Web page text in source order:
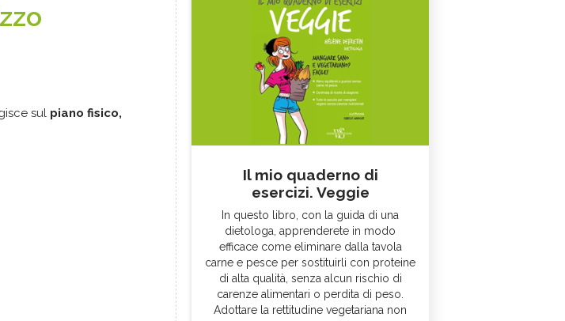
sul piano fisico,
Il mio quaderno di
esercizi. Veggie
In questo libro, con la guida di una
dietologa, apprenderete in modo
efficace come eliminare dalla tavola
carne e pesce per sostituirli con proteine
di alta qualità, senza alcun rischio di
carenze alimentari o perdita di peso.
Adottare la rettitudine vegetariana non